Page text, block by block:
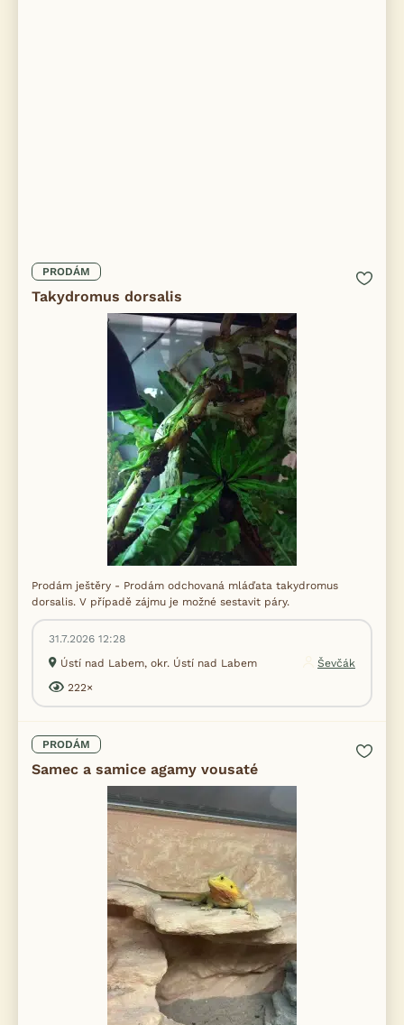
PRODÁM
Takydromus dorsalis
Prodám ještěry - Prodám odchovaná mláďata takydromus
dorsalis. V případě zájmu je možné sestavit páry.
31.7.2026 12:28
Ústí nad Labem, okr. Ústí nad Labem
Ševčák
222×
PRODÁM
Samec a samice agamy vousaté